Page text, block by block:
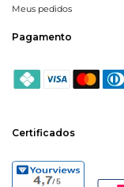
Meus pedidos
Pagamento
Certificados